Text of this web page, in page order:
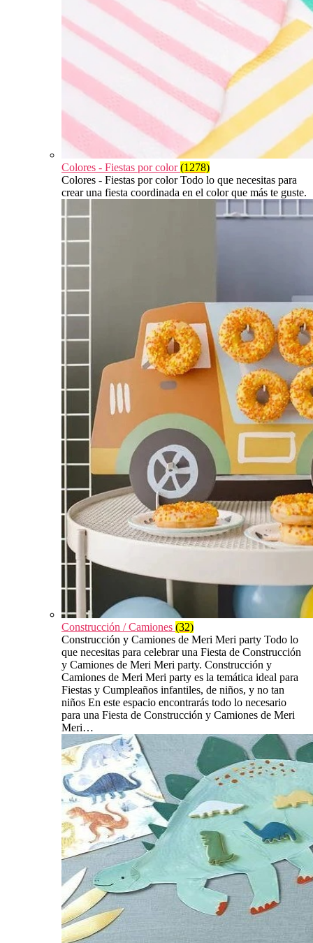
Colores - Fiestas por color(1278)
Colores - Fiestas por color Todo lo que necesitas para
crear una fiesta coordinada en el color que más te guste.
Construcción / Camiones (32)
Construcción y Camiones de Meri Meri party Todo lo
que necesitas para celebrar una Fiesta de Construcción
y Camiones de Meri Meri party. Construcción y
Camiones de Meri Meri party es la temática ideal para
Fiestas y Cumpleaños infantiles, de niños, y no tan
niños En este espacio encontrarás todo lo necesario
para una Fiesta de Construcción y Camiones de Meri
Meri…